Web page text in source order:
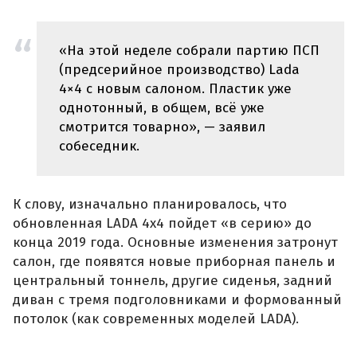
«На этой неделе собрали партию ПСП
(предсерийное производство) Lada
4×4 с новым салоном. Пластик уже
однотонный, в общем, всё уже
смотрится товарно», — заявил
собеседник.
К слову, изначально планировалось, что
обновленная LADA 4x4 пойдет «в серию» до
конца 2019 года. Основные изменения затронут
салон, где появятся новые приборная панель и
центральный тоннель, другие сиденья, задний
диван с тремя подголовниками и формованный
потолок (как современных моделей LADA).